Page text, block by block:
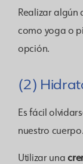
Realizar
como yoga o
opción.
(2)
Es fácil
nuestro cuerpo.
Utilizar una